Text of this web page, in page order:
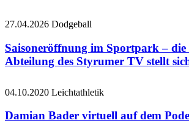
27.04.2026 Dodgeball
Saisoneröffnung im Sportpark – die
Abteilung des Styrumer TV stellt
04.10.2020 Leichtathletik
Damian Bader virtuell auf dem